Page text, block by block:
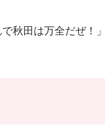
秋田は万全だぜ！」